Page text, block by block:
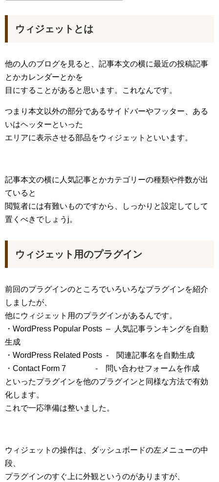
ウィジェットとは
他の人のブログを見ると、記事本文の横に最近の投稿記事
とかカレンダーとかを
目にすることがあると思います。これなんです。
つまり本文以外の部分であるサイドバーやフッター、ある
いはヘッターといった
エリアに表示させる部品をウィジェットといいます。
記事本文の横に人気記事とかカテゴリーの種類や件数が出
ていると
閲覧者には有難いものですから、しっかりと設定してして
置くべきでしょうj。
ウィジェット用のプラグイン
前回のプラグインのところでいろいろなプラグインを紹介
しましたが、
他にウィジェット用のプラグインがあるんです。
・WordPress Popular Posts – 人気記事ランキングを自動
生成
・WordPress Related Posts - 関連記事名を自動生成
・Contact Form 7 - 問い合わせフォームを作成
といったプラグインを他のプラグインと同様な方法で有効
化します。
これで一応準備は整いました。
ウィジェットの操作は、ダッシュボードの左メニューの中
段、
プラグインのすぐ上に外観というのがありますが、